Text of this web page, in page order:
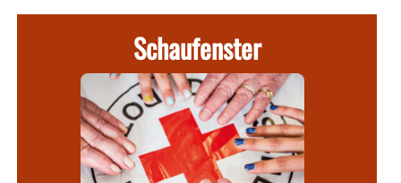
Schaufenster